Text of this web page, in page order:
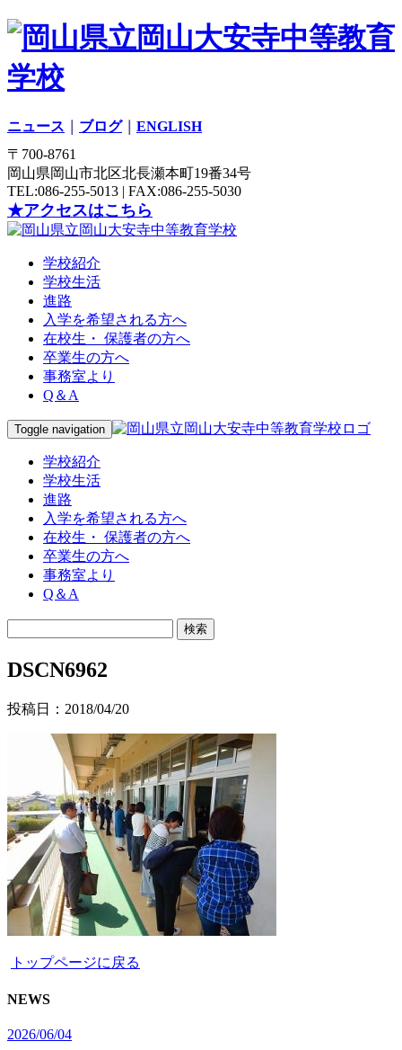
ニュース ブログ｜ ENGLISH
〒700-8761
岡山県岡山市北区北長瀬本町19番34号
TEL:086-255-5013 | FAX:086-255-5030
★アクセスはこちら
学校紹介
学校生活
進路
入学を希望される方へ
在校生・ 保護者の方へ
卒業生の方へ
事務室より
Q＆A
Toggle navigation
学校紹介
学校生活
進路
入学を希望される方へ
在校生・ 保護者の方へ
卒業生の方へ
事務室より
Q＆A
DSCN6962
投稿日：2018/04/20
トップページに戻る
NEWS
2026/06/04